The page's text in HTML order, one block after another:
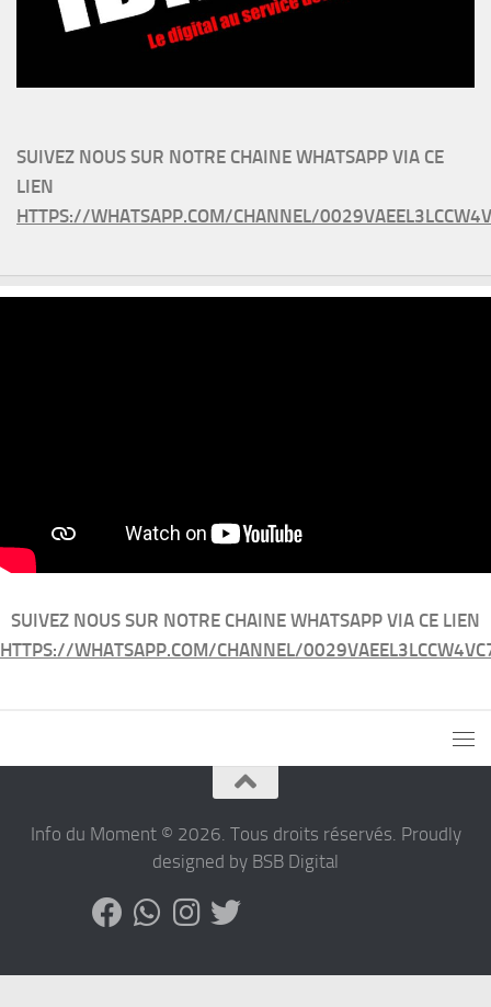
SUIVEZ NOUS SUR NOTRE CHAINE WHATSAPP VIA CE
LIEN
HTTPS://WHATSAPP.COM/CHANNEL/
SUIVEZ NOUS SUR NOTRE CHAINE WHATSAPP VIA CE LIEN
HTTPS://WHATSAPP.COM/CHANNEL/
Info du Moment © 2026. Tous droits réservés. Proudly
designed by BSB Digital